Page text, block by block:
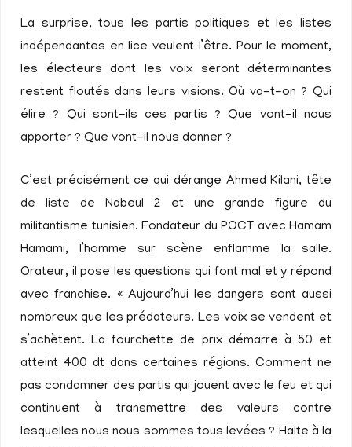
La surprise, tous les partis politiques et les listes
indépendantes en lice veulent l’être. Pour le moment,
les électeurs dont les voix seront déterminantes
restent floutés dans leurs visions. Où va-t-on ? Qui
élire ? Qui sont-ils ces partis ? Que vont-il nous
apporter ? Que vont-il nous donner ?
C’est précisément ce qui dérange Ahmed Kilani, tête
de liste de Nabeul 2 et une grande figure du
militantisme tunisien. Fondateur du POCT avec Hamam
Hamami, l’homme sur scène enflamme la salle.
Orateur, il pose les questions qui font mal et y répond
avec franchise. « Aujourd’hui les dangers sont aussi
nombreux que les prédateurs. Les voix se vendent et
s’achètent. La fourchette de prix démarre à 50 et
atteint 400 dt dans certaines régions. Comment ne
pas condamner des partis qui jouent avec le feu et qui
continuent à transmettre des valeurs contre
lesquelles nous nous sommes tous levées ? Halte à la